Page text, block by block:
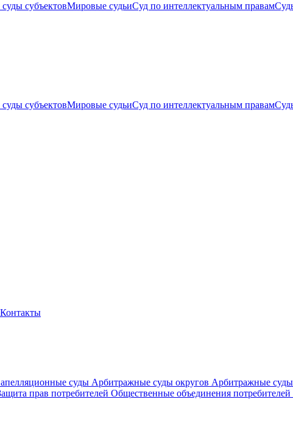
субъектовМировые судьиСуд по интеллектуальным правам
субъектовМировые судьиСуд по интеллектуальным правам
Контакты
суды Арбитражные суды округов Арбитражные суды
прав потребителей Общественные объединения потребителей